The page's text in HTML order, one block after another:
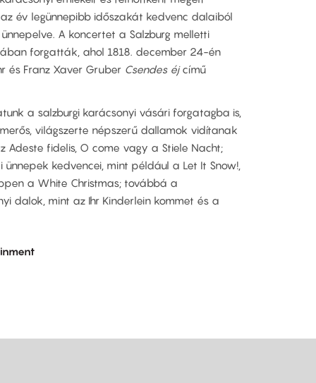
év legünnepibb időszakát kedvenc dalaiból
A koncertet a Salzburg melletti
forgatták, ahol 1818. december 24-én
és Franz Xaver Gruber Csendes éjcímű
a salzburgi karácsonyi vásári forgatagba is,
világszerte népszerű dallamok vidítanak
Adeste fidelis, O come vagy a Stiele Nacht;
kedvencei, mint például a Let It Snow!,
a White Christmas; továbbá a
dalok, mint az Ihr Kinderlein kommet és a